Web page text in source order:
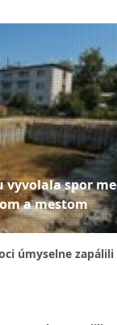
vyvolala spor
a mestom
úmyselne